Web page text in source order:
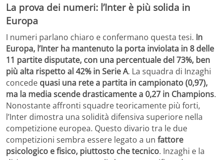
La prova dei numeri: l’Inter è più solida in
Europa
I numeri parlano chiaro e confermano questa tesi. In
Europa, l’Inter ha mantenuto la porta inviolata in 8 delle
11 partite disputate, con una percentuale del 73%, ben
più alta rispetto al 42% in Serie A. La squadra di Inzaghi
concede quasi una rete a partita in campionato (0,97),
ma la media scende drasticamente a 0,27 in Champions.
Nonostante affronti squadre teoricamente più forti,
l’Inter dimostra una solidità difensiva superiore nella
competizione europea. Questo divario tra le due
competizioni sembra essere legato a un fattore
psicologico e fisico, piuttosto che tecnico. Inzaghi e la